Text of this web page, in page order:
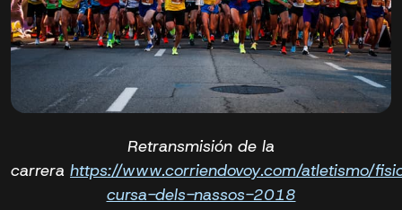
Retransmisión de la
carrera https://www.corriendovoy.com/atletismo/
cursa-dels-nassos-2018